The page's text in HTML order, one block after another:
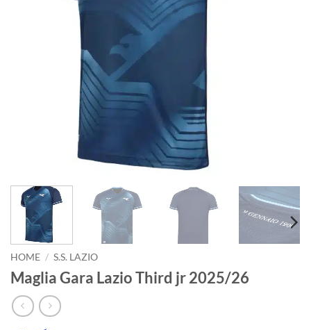
HOME / S.S. LAZIO
Maglia Gara Lazio Third jr 2025/26